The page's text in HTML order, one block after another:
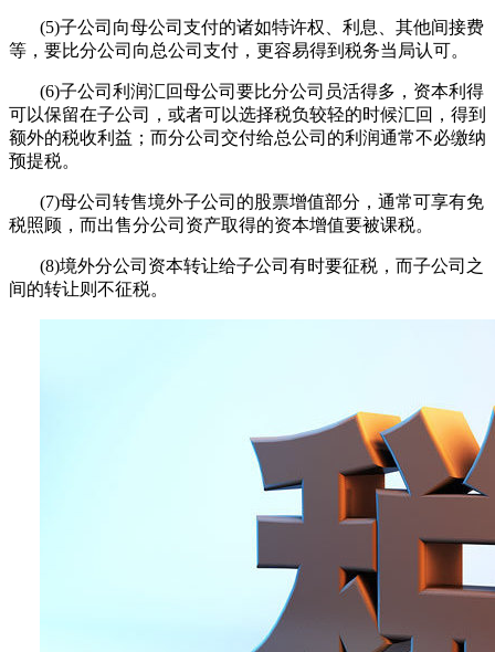
(5)子公司向母公司支付的诸如特许权、利息、其他间接费
等，要比分公司向总公司支付，更容易得到税务当局认可。
(6)子公司利润汇回母公司要比分公司员活得多，资本利得
可以保留在子公司，或者可以选择税负较轻的时候汇回，得到
额外的税收利益；而分公司交付给总公司的利润通常不必缴纳
预提税。
(7)母公司转售境外子公司的股票增值部分，通常可享有免
税照顾，而出售分公司资产取得的资本增值要被课税。
(8)境外分公司资本转让给子公司有时要征税，而子公司之
间的转让则不征税。